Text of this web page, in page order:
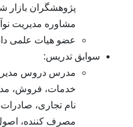
پژوهشگران
مشاوره مدیریت
عضو هیات علمی
سوابق تدریس:
مدرس دروس مدیریت
خدمات، فروش،
نام تجاری، صادرات،
مصرف کننده،